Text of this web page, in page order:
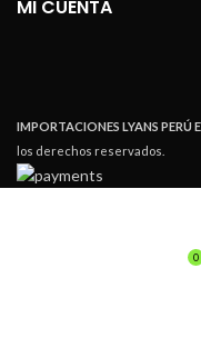
MI CUENTA
IMPORTACIONES LYANS PERÚ
los derechos reservados.
0